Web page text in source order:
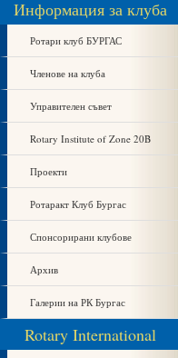
Информация за клуба
Ротари клуб БУРГАС
Членове на клуба
Управителен съвет
Rotary Institute of Zone 20B
Проекти
Ротаракт Клуб Бургас
Спонсорирани клубове
Архив
Галерии на РК Бургас
Rotary International